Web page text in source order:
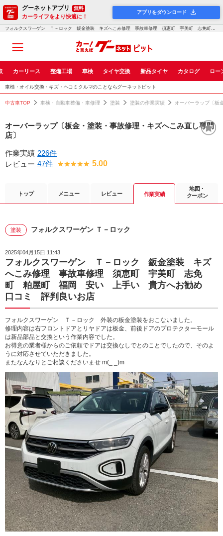
グーネットアプリ 無料
カーライフをより快適に！
アプリをダウンロード
フォルクスワーゲン Ｔ－ロック 鈑金塗装 キズへこみ修理 事故車修理 須恵町 宇美町 志免町 粕屋町 福岡 安い 上手い 貴方へお勧め 口コミ 評判良いお店｜車検・点検・修理のグーネットピット
カーリース 整備工場 車検 タイヤ交換 新品タイヤ カタログ ロー
車検・オイル交換・キズ・ヘコミクルマのことならグーネットピット
中古車TOP 車検・自動車整備・車修理 塗装 塗装の作業実績 オーバーラップ〔板
オーバーラップ〔板金・塗装・事故修理・キズへこみ直し専門
店〕
作業実績 226件
レビュー 47件 5.00
トップ メニュー レビュー 作業実績
地図・
クーポン
塗装 フォルクスワーゲン Ｔ－ロック
2025年04月15日 11:43
フォルクスワーゲン Ｔ－ロック 鈑金塗装 キズ
へこみ修理 事故車修理 須恵町 宇美町 志免
町 粕屋町 福岡 安い 上手い 貴方へお勧め
口コミ 評判良いお店
フォルクスワーゲン Ｔ－ロック 外装の板金塗装をおこないました。
修理内容は右フロントドアとリヤドアは板金、前後ドアのプロテクターモール
は新品部品と交換という作業内容でした。
お得意の業者様からのご依頼でドアは交換なしでとのことでしたので、そのよ
うに対応させていただきました。
またなんなりとご相談くださいませ m(_ _)m